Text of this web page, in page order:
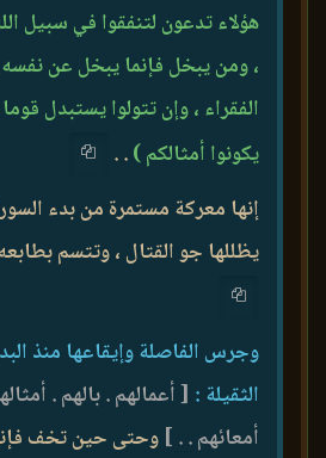
هؤلاء تدعون لتنفقوا في سبيل
، ومن يبخل فإنما يبخل عن نفسه
الفقراء ، وإن تتولوا يستبدل
يكونوا أمثالكم ). .
إنها معركة مستمرة من بدء
يظللها جو القتال ، وتتسم
وجرس الفاصلة وإيقاعها منذ
الثقيلة : [ أعمالهم . بالهم .
أمعائهم . . ] وحتى حين تخف